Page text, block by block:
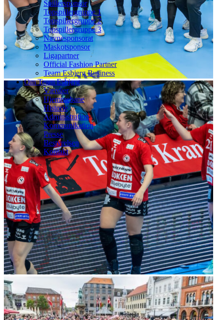
Spillersponsor
Topspillergruppe 1
Topspillergruppe 2
Topspillergruppe 3
Navnesponsorat
Maskotsponsor
Ligapartner
Official Fashion Partner
Team Esbjerg Business
Om Team Esbjerg
Værdier
Hjemmebane
Historie
Administration
Kommunikation
Presse
Bestyrelsen
Kontakt